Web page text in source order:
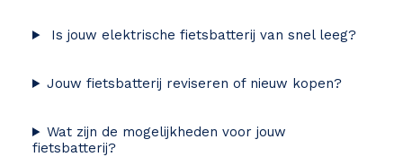
Is jouw elektrische fietsbatterij van snel leeg?
Jouw fietsbatterij reviseren of nieuw kopen?
Wat zijn de mogelijkheden voor jouw
fietsbatterij?